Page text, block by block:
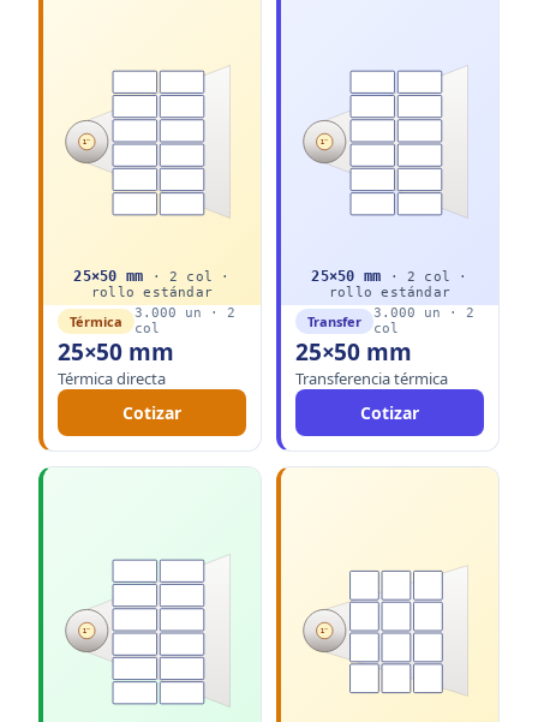
1"
25×50 mm · 2 col ·
rolloestándar
Térmica 3.000 un ·2
col
25×50 mm
Térmica directa
Cotizar
1"
25×50 mm · 2 col ·
rolloestándar
Transfer 3.000 un ·2
col
25×50 mm
Transferencia térmica
Cotizar
1" 1"